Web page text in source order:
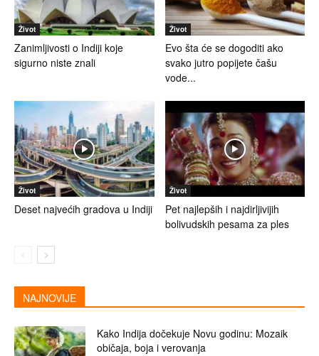
Život
Zanimljivosti o Indiji koje
sigurno niste znali
Život
Evo šta će se dogoditi ako
svako jutro popijete čašu
vode...
Život
Deset najvećih gradova u Indiji
Život
Pet najlepših i najdirljivijih
bolivudskih pesama za ples
NAJNOVIJE
Kako Indija dočekuje Novu godinu: Mozaik
običaja, boja i verovanja